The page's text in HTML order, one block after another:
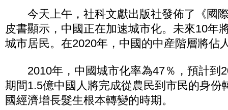
今天上午，社科文獻出版社發佈了《國
皮書顯示，中國正在加速城市化。未來10年
城市居民。在2020年，中國的中産階層將佔
2010年，中國城市化率為47％，預計到
期間1.5億中國人將完成從農民到市民的身份
國經濟增長髮生根本轉變的時期。